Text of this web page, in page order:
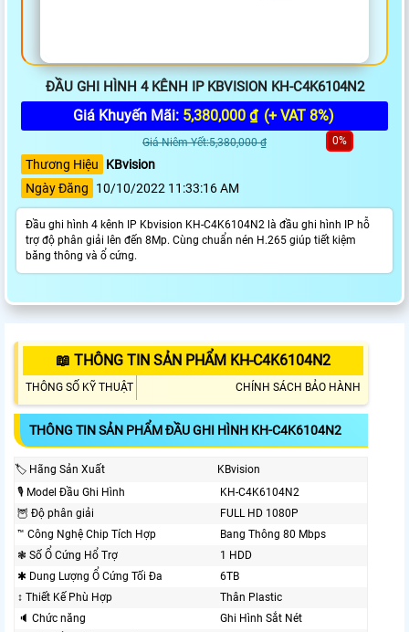
ĐẦU GHI HÌNH 4 KÊNH IP KBVISION KH-C4K6104N2
Giá Khuyến Mãi: 5,380,000 ₫ (+ VAT 8%)
Giá Niêm Yết:5,380,000 ₫ 0%
Thương Hiệu
KBvision
Ngày Đăng
10/10/2022 11:33:16 AM
Đầu ghi hình 4 kênh IP Kbvision KH-C4K6104N2 là đầu ghi hình IP hỗ
trợ độ phân giải lên đến 8Mp. Cùng chuẩn nén H.265 giúp tiết kiệm
băng thông và ổ cứng.
📖 THÔNG TIN SẢN PHẨM KH-C4K6104N2
THÔNG SỐ KỸ THUẬT CHÍNH SÁCH BẢO HÀNH
THÔNG TIN SẢN PHẨM ĐẦU GHI HÌNH KH-C4K6104N2
🏷 Hãng Sản Xuất
KBvision
🎙 Model Đầu Ghi Hình
KH-C4K6104N2
🦉 Độ phân giải
FULL HD 1080P
™️ Công Nghệ Chip Tích Hợp
Bang Thông 80 Mbps
❃ Số Ổ Cứng Hổ Trợ
1 HDD
✱ Dung Lượng Ổ Cứng Tối Đa
6TB
↕️ Thiết Kế Phù Hợp
Thân Plastic
🔈 Chức năng
Ghi Hình Sắt Nét